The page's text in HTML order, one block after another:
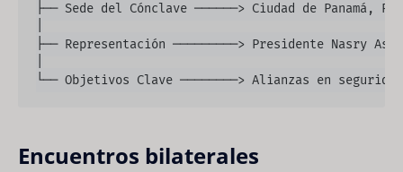
├── Sede del Cónclave ──────> Ciudad de Panamá,
├── Representación ─────────> Presidente Nasry
Encuentros bilaterales